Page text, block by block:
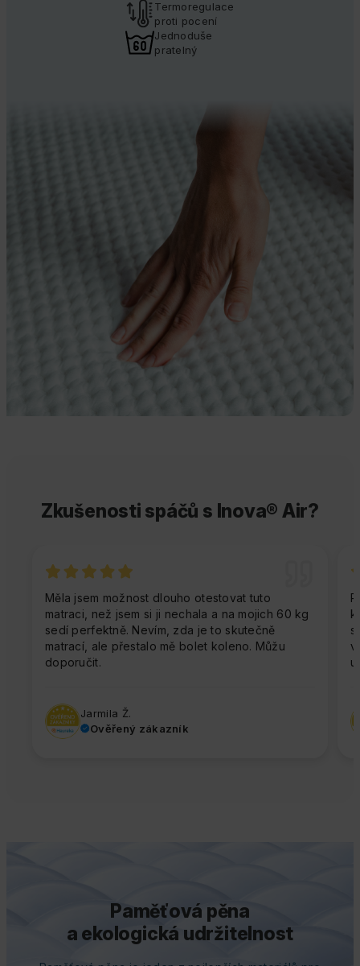
Termoregulace
proti pocení
Jednoduše
pratelný
Zkušenosti spáčů s Inova® Air?
Měla jsem možnost dlouho otestovat tuto
matraci, než jsem si ji nechala a na mojich 60 kg
sedí perfektně. Nevím, zda je to skutečně
matrací, ale přestalo mě bolet koleno. Můžu
doporučit.
Jarmila Ž.
Ověřený zákazník
Paměťová pěna
a ekologická udržitelnost